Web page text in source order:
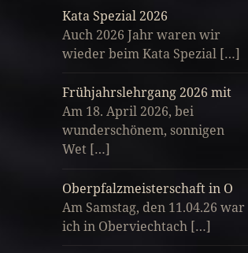
Kata Spezial 2026
Auch 2026 Jahr waren wir
wieder beim Kata Spezial […]
Frühjahrslehrgang 2026 mit
Am 18. April 2026, bei
wunderschönem, sonnigen
Wet […]
Oberpfalzmeisterschaft in O
Am Samstag, den 11.04.26 war
ich in Oberviechtach […]